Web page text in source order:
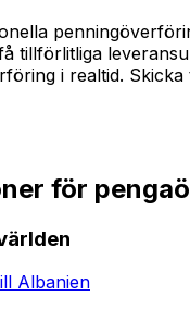
tillförlitliga
i realtid. Skicka
för
Albanien